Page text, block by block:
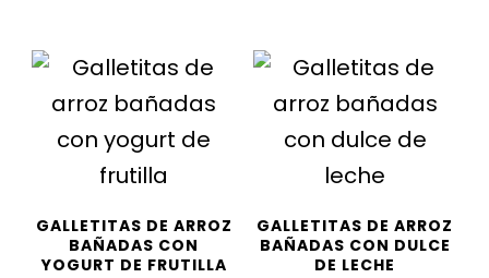
GALLETITAS DE ARROZ
BAÑADAS CON
YOGURT DE FRUTILLA
GALLETITAS DE ARROZ
BAÑADAS CON DULCE
DE LECHE